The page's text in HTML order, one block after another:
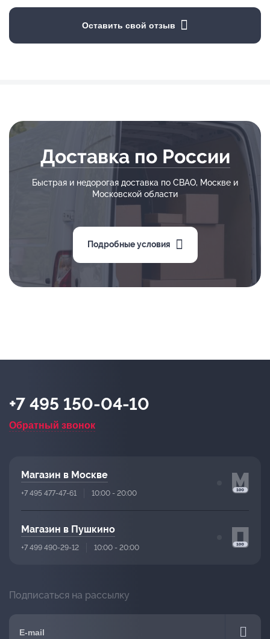
Оставить свой отзыв
Доставка по России
Быстрая и недорогая доставка по СВАО, Москве и
Московской области
Подробные условия
+7 495 150-04-10
Обратный звонок
Магазин в Москве
+7 495 477-47-61 10:00 - 20:00
Магазин в Пушкино
+7 499 490-29-12 10:00 - 20:00
Подписаться на рассылку